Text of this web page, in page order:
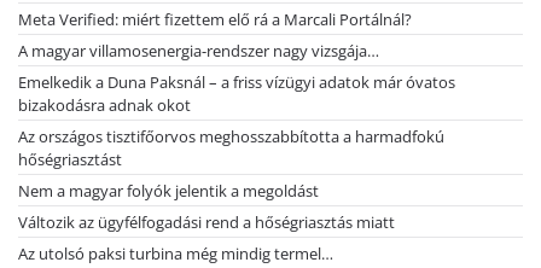
Meta Verified: miért fizettem elő rá a Marcali Portálnál?
A magyar villamosenergia-rendszer nagy vizsgája…
Emelkedik a Duna Paksnál – a friss vízügyi adatok már óvatos
bizakodásra adnak okot
Az országos tisztifőorvos meghosszabbította a harmadfokú
hőségriasztást
Nem a magyar folyók jelentik a megoldást
Változik az ügyfélfogadási rend a hőségriasztás miatt
Az utolsó paksi turbina még mindig termel…